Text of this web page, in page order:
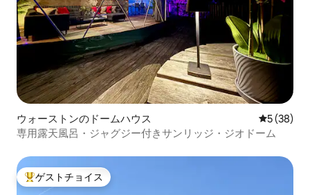
ウォーストンのドームハウス レビュー
5 (38)
専用露天風呂・ジャグジー付きサンリッジ・ジオドーム
大好評のゲストチョイスです。
ゲストチョイス